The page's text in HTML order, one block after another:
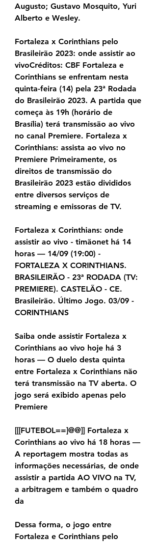
Augusto; Gustavo Mosquito, Yuri
Alberto e Wesley.
Fortaleza x Corinthians pelo
Brasileirão 2023: onde assistir ao
vivoCréditos: CBF Fortaleza e
Corinthians se enfrentam nesta
quinta-feira (14) pela 23ª Rodada
do Brasileirão 2023. A partida que
começa às 19h (horário de
Brasília) terá transmissão ao vivo
no canal Premiere. Fortaleza x
Corinthians: assista ao vivo no
Premiere Primeiramente, os
direitos de transmissão do
Brasileirão 2023 estão divididos
entre diversos serviços de
streaming e emissoras de TV.
Fortaleza x Corinthians: onde
assistir ao vivo - timãonet há 14
horas — 14/09 (19:00) -
FORTALEZA X CORINTHIANS.
BRASILEIRÃO - 23ª RODADA (TV:
PREMIERE). CASTELÃO - CE.
Brasileirão. Último Jogo. 03/09 -
CORINTHIANS
Saiba onde assistir Fortaleza x
Corinthians ao vivo hoje há 3
horas — O duelo desta quinta
entre Fortaleza x Corinthians não
terá transmissão na TV aberta. O
jogo será exibido apenas pelo
Premiere
[[[FUTEBOL==]@@]] Fortaleza x
Corinthians ao vivo há 18 horas —
A reportagem mostra todas as
informações necessárias, de onde
assistir a partida AO VIVO na TV,
a arbitragem e também o quadro
da
Dessa forma, o jogo entre
Fortaleza e Corinthians pelo